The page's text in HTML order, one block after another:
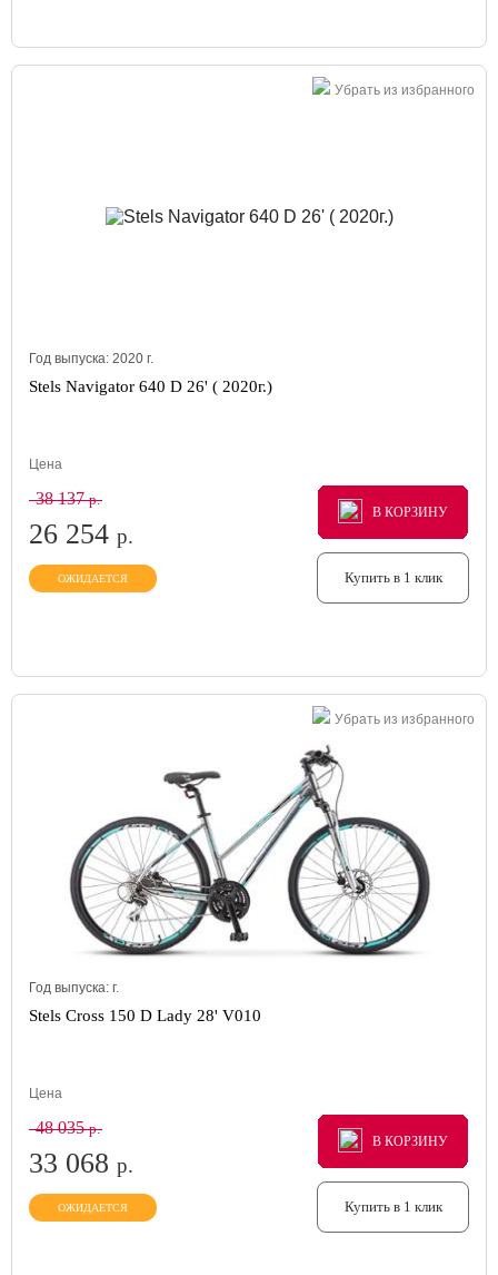
Убрать из избранного
Год выпуска: 2020 г.
Stels Navigator 640 D 26' ( 2020г.)
Цена
38 137р.
26 254 р.
ОЖИДАЕТСЯ
В КОРЗИНУ
В КОРЗИНУ
В КОРЗИНУ
Купить в 1 клик
Убрать из избранного
Год выпуска: г.
Stels Cross 150 D Lady 28' V010
Цена
48 035р.
33 068 р.
ОЖИДАЕТСЯ
В КОРЗИНУ
В КОРЗИНУ
В КОРЗИНУ
Купить в 1 клик